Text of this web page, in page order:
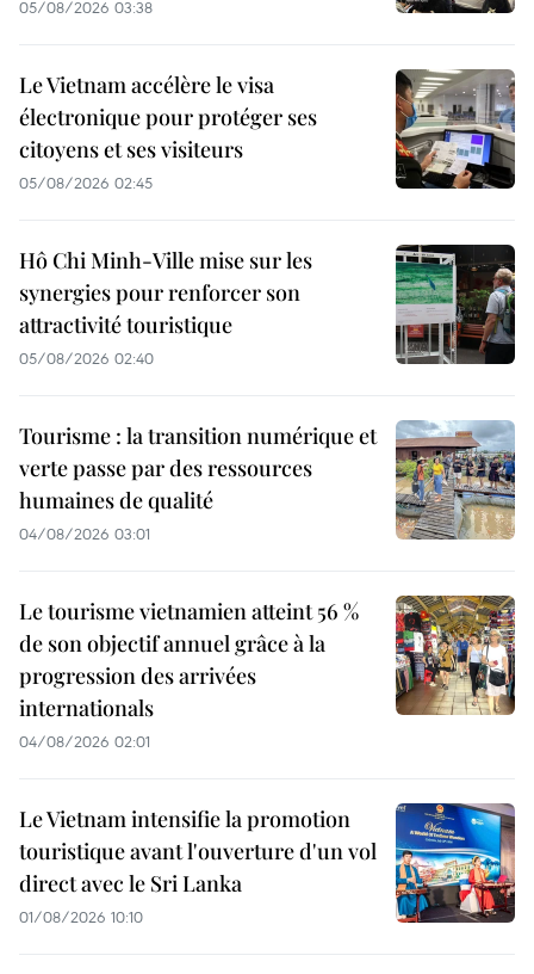
05/08/2026 03:38
Le Vietnam accélère le visa
électronique pour protéger ses
citoyens et ses visiteurs
05/08/2026 02:45
Hô Chi Minh-Ville mise sur les
synergies pour renforcer son
attractivité touristique
05/08/2026 02:40
Tourisme : la transition numérique et
verte passe par des ressources
humaines de qualité
04/08/2026 03:01
Le tourisme vietnamien atteint 56 %
de son objectif annuel grâce à la
progression des arrivées
internationals
04/08/2026 02:01
Le Vietnam intensifie la promotion
touristique avant l'ouverture d'un vol
direct avec le Sri Lanka
01/08/2026 10:10